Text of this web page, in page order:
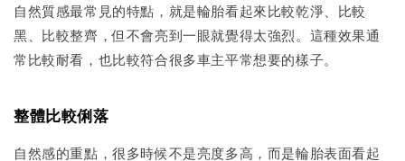
自然質感最常見的特點，就是輪胎看起來比較乾淨、比較
黑、比較整齊，但不會亮到一眼就覺得太強烈。這種效果通
常比較耐看，也比較符合很多車主平常想要的樣子。
整體比較俐落
自然感的重點，很多時候不是亮度多高，而是輪胎表面看起